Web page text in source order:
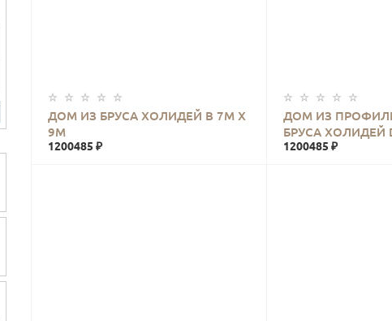
ДОМ ИЗ БРУСА ХОЛИДЕЙ В 7М Х
9М
1200485 ₽
КУПИТЬ
ДОМ ИЗ
БРУСА ХОЛИДЕЙ
1200485 ₽